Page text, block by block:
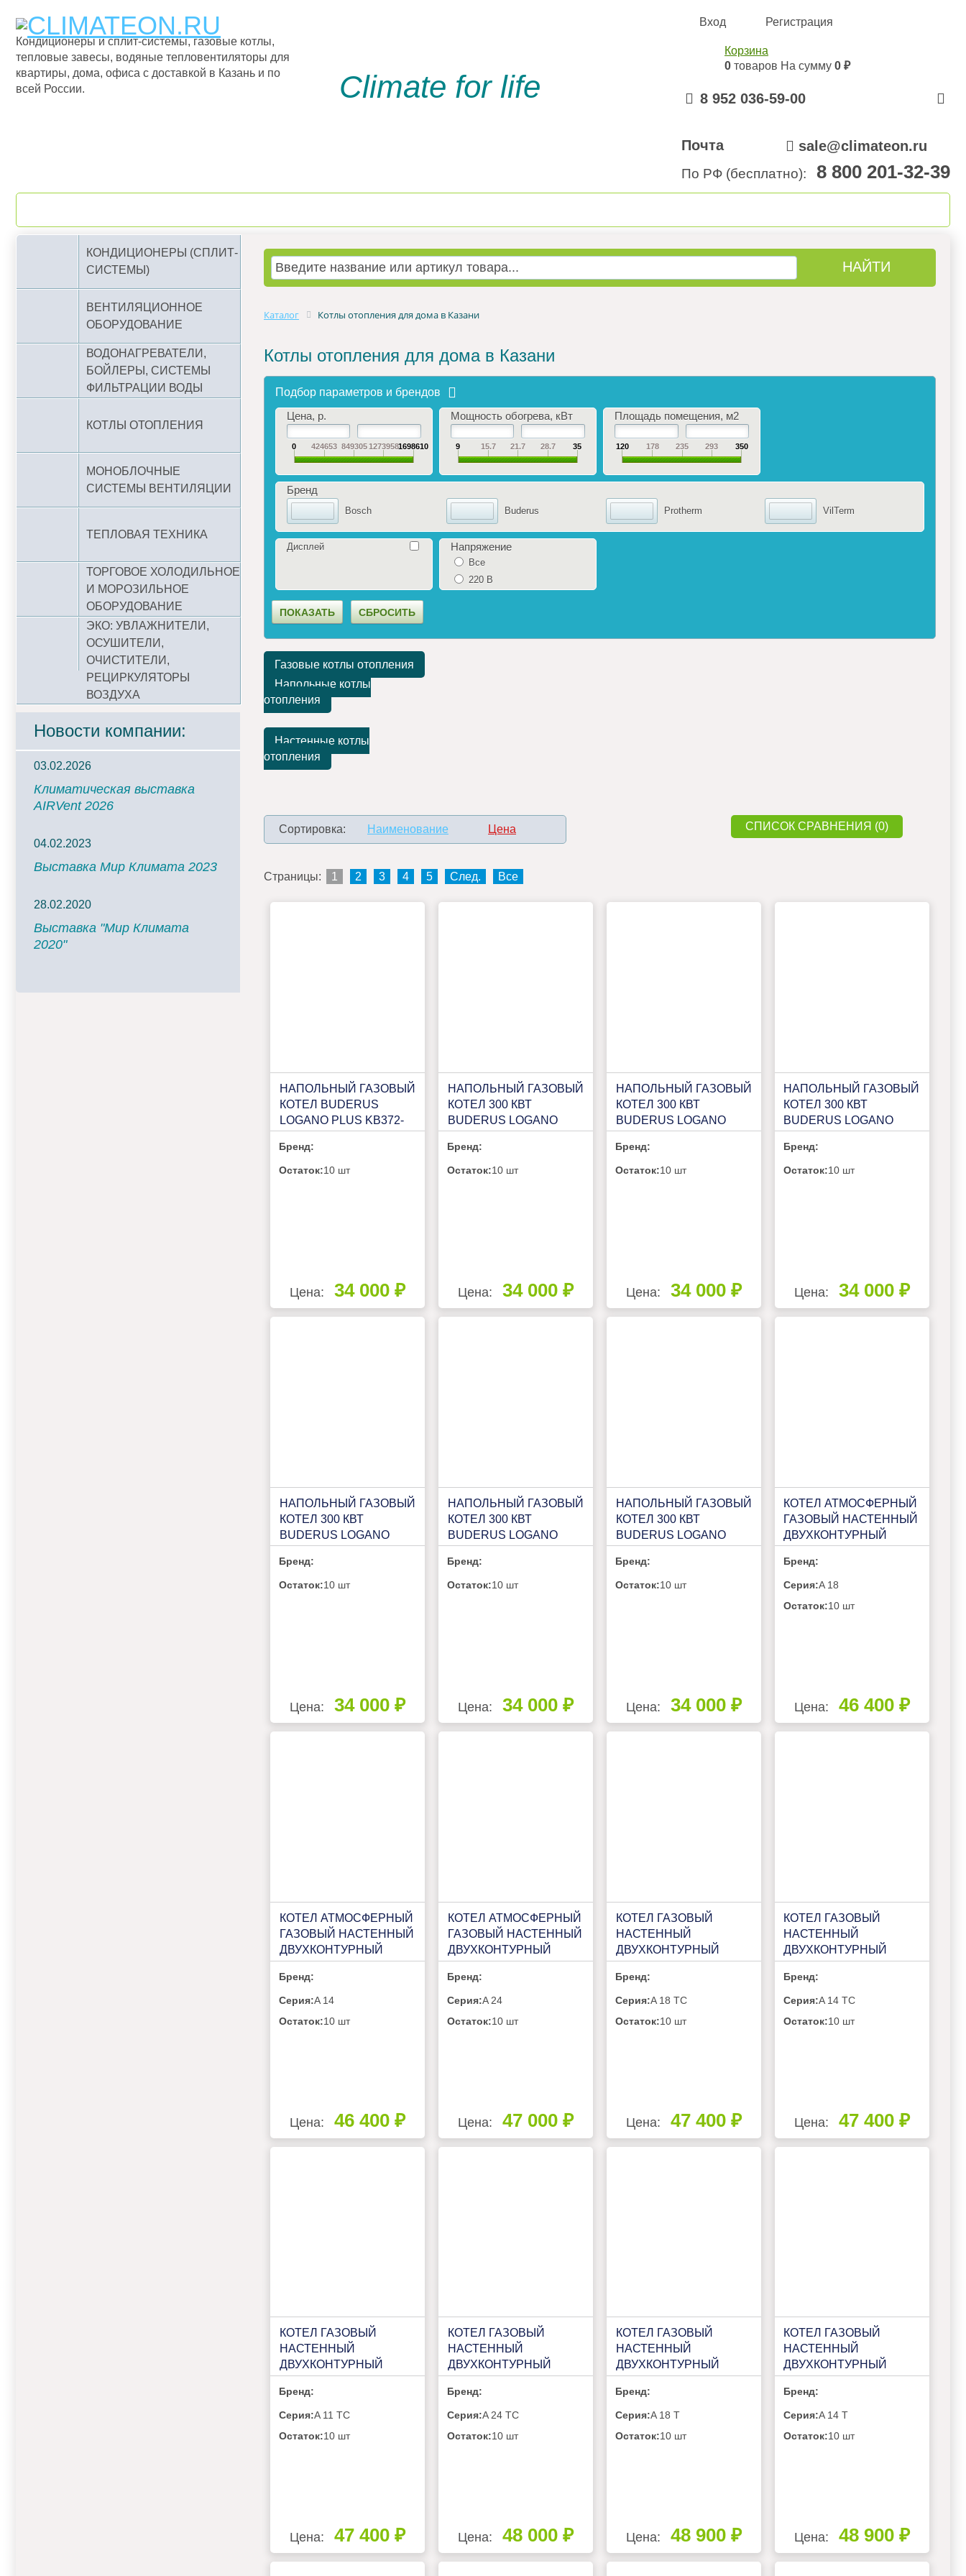
Кондиционеры и сплит-системы, газовые котлы,
тепловые завесы, водяные тепловентиляторы для
квартиры, дома, офиса с доставкой в Казань и по
всей России.
Climate for life
Вход Регистрация
Корзина
0 товаров На сумму 0 ₽
8 952 036-59-00
Почта sale@climateon.ru
По РФ (бесплатно): 8 800 201-32-39
КОНДИЦИОНЕРЫ (СПЛИТ-
СИСТЕМЫ)
ВЕНТИЛЯЦИОННОЕ
ОБОРУДОВАНИЕ
ВОДОНАГРЕВАТЕЛИ,
БОЙЛЕРЫ, СИСТЕМЫ
ФИЛЬТРАЦИИ ВОДЫ
КОТЛЫ ОТОПЛЕНИЯ
МОНОБЛОЧНЫЕ
СИСТЕМЫ ВЕНТИЛЯЦИИ
ТЕПЛОВАЯ ТЕХНИКА
ТОРГОВОЕ ХОЛОДИЛЬНОЕ
И МОРОЗИЛЬНОЕ
ОБОРУДОВАНИЕ
ЭКО: УВЛАЖНИТЕЛИ,
ОСУШИТЕЛИ,
ОЧИСТИТЕЛИ,
РЕЦИРКУЛЯТОРЫ
ВОЗДУХА
Новости компании:
03.02.2026
Климатическая выставка
AIRVent 2026
04.02.2023
Выставка Мир Климата 2023
28.02.2020
Выставка "Мир Климата
2020"
Каталог Котлы отопления для дома в Казани
Котлы отопления для дома в Казани
Подбор параметров и брендов
Цена, р.
0 424653 84930512739581698610
Мощность обогрева, кВт
9 15.7 21.7 28.7 35
Площадь помещения, м2
120 178 235 293 350
Бренд
Bosch Buderus Protherm VilTerm
Дисплей Напряжение
Все
220 В
Газовые котлы отопления
Напольные котлы
отопления
Настенные котлы
отопления
Сортировка: Наименование Цена СПИСОК СРАВНЕНИЯ (0)
Страницы: 1 2 3 4 5 След. Все
НАПОЛЬНЫЙ ГАЗОВЫЙ
КОТЕЛ BUDERUS
LOGANO PLUS KB372-
Бренд:
Остаток:10 шт
Цена: 34 000 ₽
НАПОЛЬНЫЙ ГАЗОВЫЙ
КОТЕЛ 300 КВТ
BUDERUS LOGANO
Бренд:
Остаток:10 шт
Цена: 34 000 ₽
НАПОЛЬНЫЙ ГАЗОВЫЙ
КОТЕЛ 300 КВТ
BUDERUS LOGANO
Бренд:
Остаток:10 шт
Цена: 34 000 ₽
НАПОЛЬНЫЙ ГАЗОВЫЙ
КОТЕЛ 300 КВТ
BUDERUS LOGANO
Бренд:
Остаток:10 шт
Цена: 34 000 ₽
НАПОЛЬНЫЙ ГАЗОВЫЙ
КОТЕЛ 300 КВТ
BUDERUS LOGANO
Бренд:
Остаток:10 шт
Цена: 34 000 ₽
НАПОЛЬНЫЙ ГАЗОВЫЙ
КОТЕЛ 300 КВТ
BUDERUS LOGANO
Бренд:
Остаток:10 шт
Цена: 34 000 ₽
НАПОЛЬНЫЙ ГАЗОВЫЙ
КОТЕЛ 300 КВТ
BUDERUS LOGANO
Бренд:
Остаток:10 шт
Цена: 34 000 ₽
КОТЕЛ АТМОСФЕРНЫЙ
ГАЗОВЫЙ НАСТЕННЫЙ
ДВУХКОНТУРНЫЙ
Бренд:
Серия:A 18
Остаток:10 шт
Цена: 46 400 ₽
КОТЕЛ АТМОСФЕРНЫЙ
ГАЗОВЫЙ НАСТЕННЫЙ
ДВУХКОНТУРНЫЙ
VILTERM A 14
Бренд:
Серия:A 14
Остаток:10 шт
Цена: 46 400 ₽
КОТЕЛ АТМОСФЕРНЫЙ
ГАЗОВЫЙ НАСТЕННЫЙ
ДВУХКОНТУРНЫЙ
VILTERM A 24
Бренд:
Серия:A 24
Остаток:10 шт
Цена: 47 000 ₽
КОТЕЛ ГАЗОВЫЙ
НАСТЕННЫЙ
ДВУХКОНТУРНЫЙ
VILTERM A 18 TC
Бренд:
Серия:A 18 TC
Остаток:10 шт
Цена: 47 400 ₽
КОТЕЛ ГАЗОВЫЙ
НАСТЕННЫЙ
ДВУХКОНТУРНЫЙ
VILTERM A 14 TC
Бренд:
Серия:A 14 TC
Остаток:10 шт
Цена: 47 400 ₽
КОТЕЛ ГАЗОВЫЙ
НАСТЕННЫЙ
ДВУХКОНТУРНЫЙ
VILTERM A 11 TC
Бренд:
Серия:A 11 TC
Остаток:10 шт
Цена: 47 400 ₽
КОТЕЛ ГАЗОВЫЙ
НАСТЕННЫЙ
ДВУХКОНТУРНЫЙ
VILTERM A 24 TC
Бренд:
Серия:A 24 TC
Остаток:10 шт
Цена: 48 000 ₽
КОТЕЛ ГАЗОВЫЙ
НАСТЕННЫЙ
ДВУХКОНТУРНЫЙ
VILTERM A 18 T
Бренд:
Серия:A 18 T
Остаток:10 шт
Цена: 48 900 ₽
КОТЕЛ ГАЗОВЫЙ
НАСТЕННЫЙ
ДВУХКОНТУРНЫЙ
VILTERM A 14 T
Бренд:
Серия:A 14 T
Остаток:10 шт
Цена: 48 900 ₽